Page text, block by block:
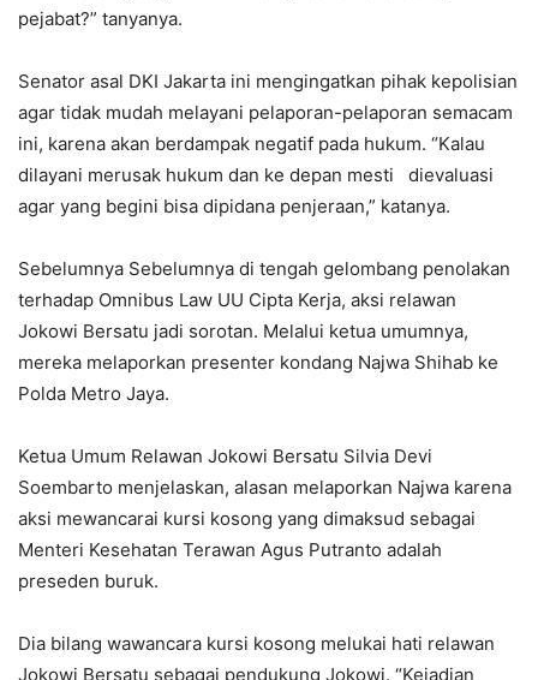
pejabat?” tanyanya.
Senator asal DKI Jakarta ini mengingatkan pihak kepolisian
agar tidak mudah melayani pelaporan-pelaporan semacam
ini, karena akan berdampak negatif pada hukum. “Kalau
dilayani merusak hukum dan ke depan mesti dievaluasi
agar yang begini bisa dipidana penjeraan,” katanya.
Sebelumnya Sebelumnya di tengah gelombang penolakan
terhadap Omnibus Law UU Cipta Kerja, aksi relawan
Jokowi Bersatu jadi sorotan. Melalui ketua umumnya,
mereka melaporkan presenter kondang Najwa Shihab ke
Polda Metro Jaya.
Ketua Umum Relawan Jokowi Bersatu Silvia Devi
Soembarto menjelaskan, alasan melaporkan Najwa karena
aksi mewancarai kursi kosong yang dimaksud sebagai
Menteri Kesehatan Terawan Agus Putranto adalah
preseden buruk.
Dia bilang wawancara kursi kosong melukai hati relawan
Jokowi Bersatu sebagai pendukung Jokowi. “Kejadian